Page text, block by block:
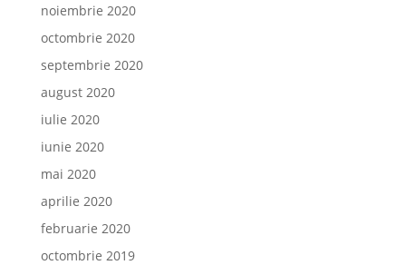
noiembrie 2020
octombrie 2020
septembrie 2020
august 2020
iulie 2020
iunie 2020
mai 2020
aprilie 2020
februarie 2020
octombrie 2019